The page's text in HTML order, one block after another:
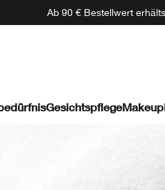
Ab 90 € Bestellwert
GesichtspflegeMakeup